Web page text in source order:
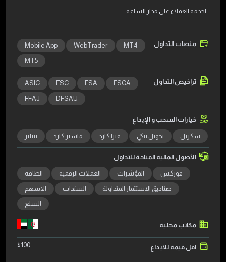
لخدمة العملاء على مدار الساعة.
منصات التداول MT4
WebTrader
Mobile App
MT5
تراخيص التداول FSCA
FSA
FSC
ASIC
DFSAU
FFAJ
خيارات السحب و الإيداع
سكريل تحويل بنكي فيزا كارد ماستر كارد نيتلير
الأصول المالية المتاحة للتداول
فوركس المؤشرات العملات الرقمية
الطاقة
صناديق الاستثمار المتداولة
السندات
الاسهم
السلع
مكاتب محلية
اقل قيمة للايداع $100